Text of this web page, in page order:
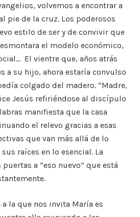
volvemos a encontrar a
pie de la cruz. Los poderosos
estilo de ser y de convivir que
el modelo económico,
El vientre que, años atrás
a su hijo, ahora estaría convulso
colgado del madero. “Madre,
Jesús refiriéndose al discípulo
manifiesta que la casa
el relevo gracias a esas
que van más allá de lo
raíces en lo esencial. La
a “eso nuevo” que está
a la que nos invita María es